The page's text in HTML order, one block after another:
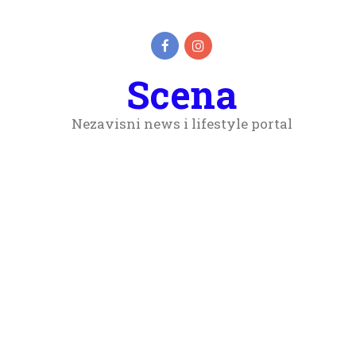
Scena
Nezavisni news i lifestyle portal